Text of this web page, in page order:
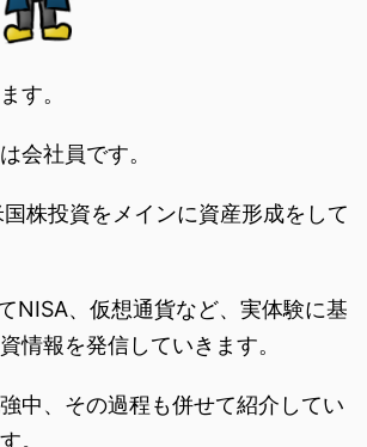
す。
会社員です。
株投資をメインに資産形成をして
NISA、仮想通貨など、実体験に基
情報を発信していきます。
中、その過程も併せて紹介してい
。